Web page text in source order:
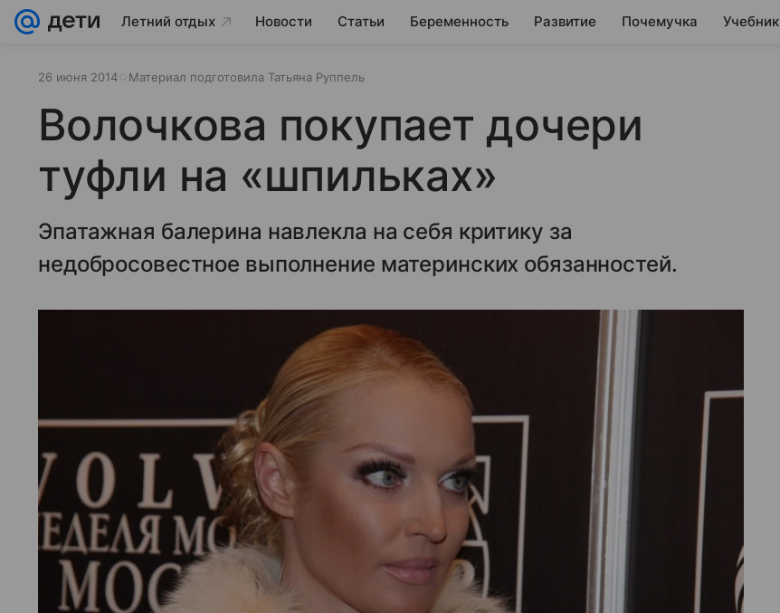
Летний отдых Новости Статьи Беременность Развитие Почемучка Учебник
26 июня 2014 Материал подготовила Татьяна Руппель
Волочкова покупает дочери
туфли на «шпильках»
Эпатажная балерина навлекла на себя критику за
недобросовестное выполнение материнских обязанностей.